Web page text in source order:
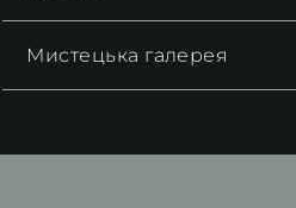
Мистецька галерея